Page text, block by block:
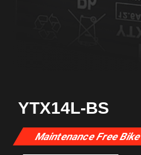
YTX14L-BS
Maintenance Free Bike